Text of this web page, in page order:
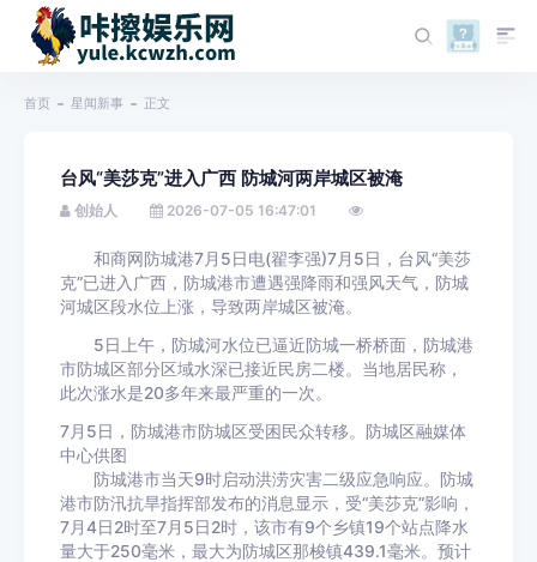
首页 星闻新事 正文
台风“美莎克”进入广西 防城河两岸城区被淹
创始人 2026-07-05 16:47:01
和商网防城港7月5日电(翟李强)7月5日，台风“美莎
克”已进入广西，防城港市遭遇强降雨和强风天气，防城
河城区段水位上涨，导致两岸城区被淹。
5日上午，防城河水位已逼近防城一桥桥面，防城港
市防城区部分区域水深已接近民房二楼。当地居民称，
此次涨水是20多年来最严重的一次。
7月5日，防城港市防城区受困民众转移。防城区融媒体
中心供图
防城港市当天9时启动洪涝灾害二级应急响应。防城
港市防汛抗旱指挥部发布的消息显示，受“美莎克”影响，
7月4日2时至7月5日2时，该市有9个乡镇19个站点降水
量大于250毫米，最大为防城区那梭镇439.1毫米。预计